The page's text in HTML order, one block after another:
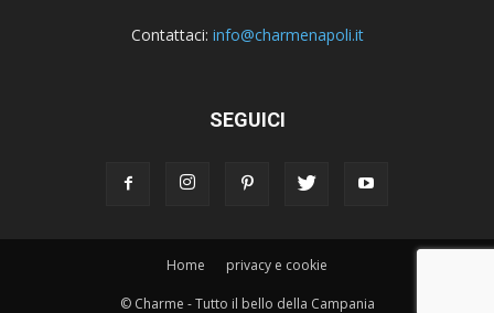
Contattaci: info@charmenapoli.it
SEGUICI
Home privacy e cookie
© Charme - Tutto il bello della Campania